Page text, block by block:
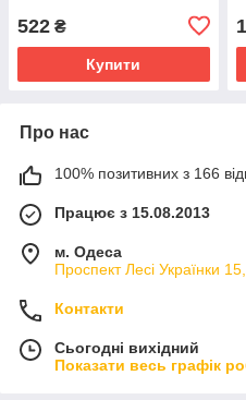
522 ₴
Купити
Про нас
100% позитивних з 166
Працює з 15.08.2013
м. Одеса
Проспект Лесі Українки
Контакти
Сьогодні вихідний
Показати весь графік